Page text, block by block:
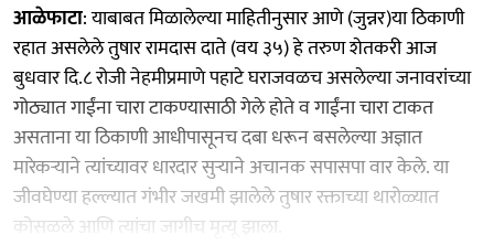
आळेफाटा: याबाबत मिळालेल्या माहितीनुसार आणे (जुन्नर)या ठिकाणी
रहात असलेले तुषार रामदास दाते (वय ३५) हे तरुण शेतकरी आज
बुधवार दि.८ रोजी नेहमीप्रमाणे पहाटे घराजवळच असलेल्या जनावरांच्या
गोठ्यात गाईंना चारा टाकण्यासाठी गेले होते व गाईंना चारा टाकत
असताना या ठिकाणी आधीपासूनच दबा धरून बसलेल्या अज्ञात
मारेकऱ्याने त्यांच्यावर धारदार सुऱ्याने अचानक सपासपा वार केले. या
जीवघेण्या हल्ल्यात गंभीर जखमी झालेले तुषार रक्ताच्या थारोळ्यात
कोसळले आणि त्यांचा जागीच मृत्यू झाला.